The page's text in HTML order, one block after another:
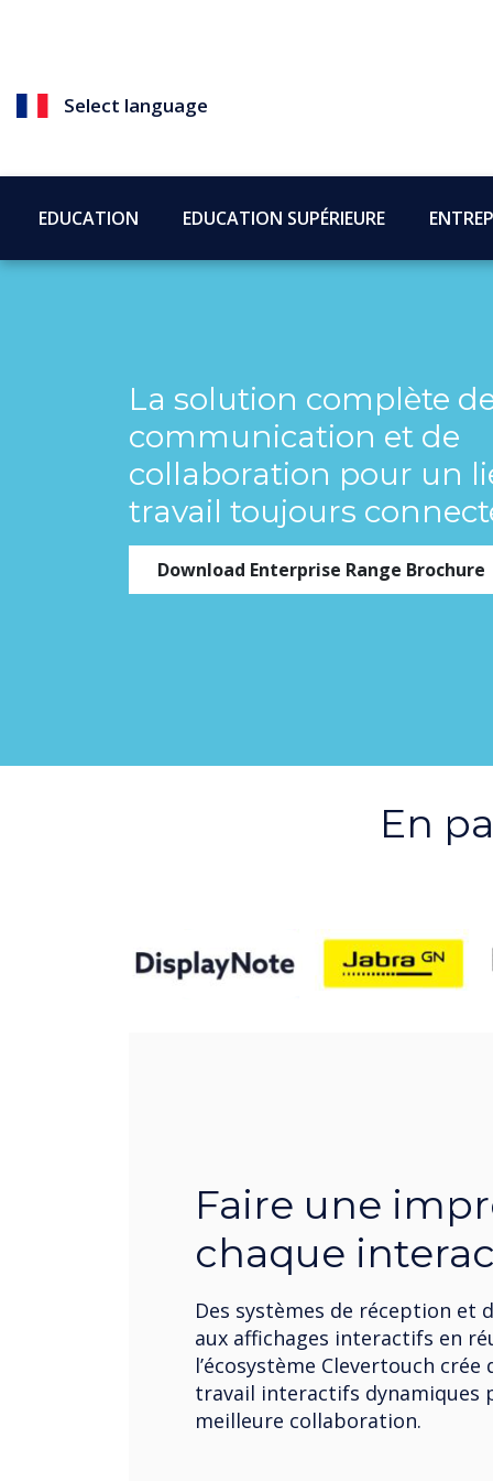
Select language
EDUCATION EDUCATION SUPÉRIEURE
La solution complète
communication et de
collaboration pour un
travail toujours
Download Enterprise Range Brochure
En
Faire une
chaque
Des systèmes de réception et
aux affichages interactifs en
l’écosystème Clevertouch crée
travail interactifs dynamiques
meilleure collaboration.